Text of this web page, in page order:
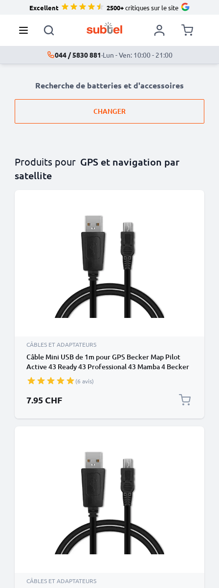
Excellent 2500+critiques sur le site
044 / 5830 881·Lun - Ven: 10:00 - 21:00
Recherche de batteries et d'accessoires
CHANGER
Produits pour GPS et navigation par
satellite
CÂBLES ET ADAPTATEURS
Câble Mini USB de 1m pour GPS Becker Map Pilot
Active 43 Ready 43 Professional 43 Mamba 4 Becker
Traffic Assist Z101 Z099 transfert de données et
charge 1A noir en PVC
(6 avis)
7.95 CHF
CÂBLES ET ADAPTATEURS